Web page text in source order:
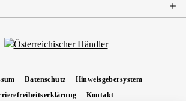
Datenschutz
Hinweisgebersystem
Kontakt